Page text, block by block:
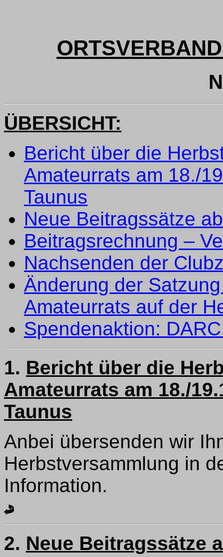
ÜBERSICHT:
Bericht über die
Amateurrats am 18./
Taunus
Neue Beitragssätze
Beitragsrechnung –
Nachsenden der
Änderung der
Amateurrats auf der
Spendenaktion:
1. Bericht über die
Amateurrats am 18./
Taunus
Anbei übersenden wir
Herbstversammlung in
Information.
2. Neue Beitragssätze